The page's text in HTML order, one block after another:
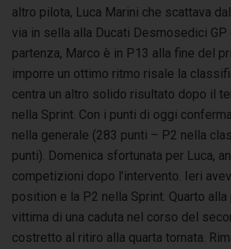
altro pilota, Luca Marini che scattava
via in sella alla Ducati Desmosedici
partenza, Marco è in P13 alla fine del
imporre un ottimo ritmo risale la
centra un altro solido risultato dopo il
nella Sprint. Con i punti di oggi
nella generale (283 punti – P2 nella
punti). Domenica sfortunata per Luca,
competizioni dopo l’intervento. Ieri
position e la P2 nella Sprint. Quarto alla
vittima di una caduta nel corso del
costretto al ritiro alla quarta tornata.